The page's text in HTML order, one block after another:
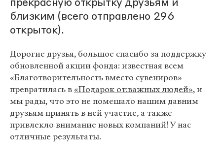
прекрасную открытку друзьям и
близким (всего отправлено 296
открыток).
Дорогие друзья, большое спасибо за поддержку
обновленной акции фонда: известная всем
«Благотворительность вместо сувениров»
превратилась в «Подарок от:важных людей», и
мы рады, что это не помешало нашим давним
друзьям принять в ней участие, а также
привлекло внимание новых компаний! У нас
отличные результаты.